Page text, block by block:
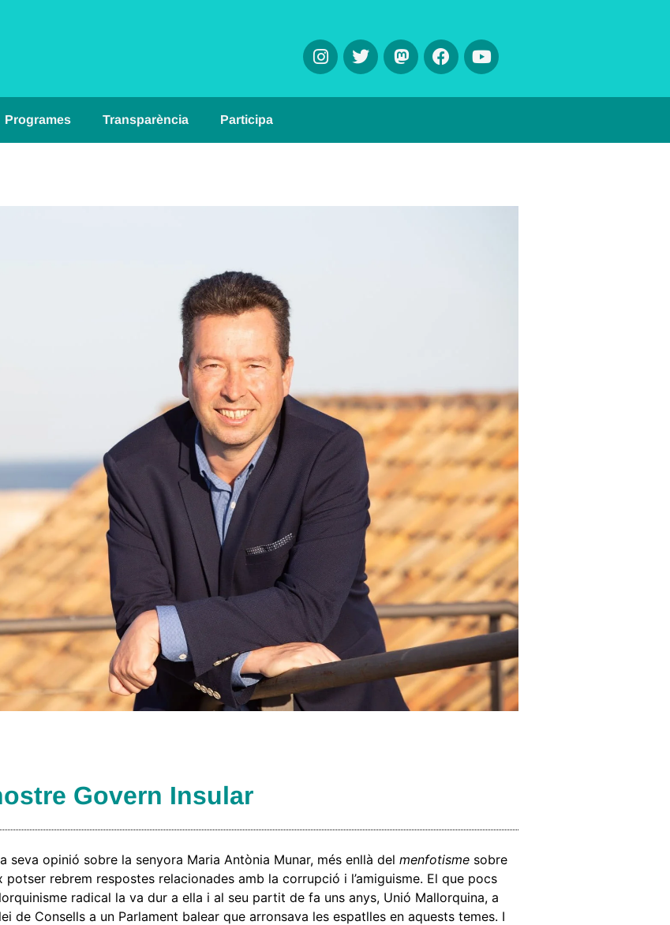
Programes Transparència Participa
Govern Insular
seva opinió sobre la senyora Maria Antònia Munar, més enllà del menfotisme sobre
rebrem respostes relacionades amb la corrupció i l’amiguisme. El que pocs
radical la va dur a ella i al seu partit de fa uns anys, Unió Mallorquina, a
de Consells a un Parlament balear que arronsava les espatlles en aquests temes. I